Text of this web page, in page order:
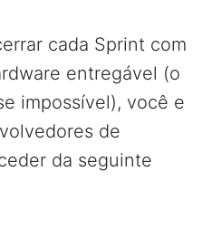
cada Sprint com
entregável (o
impossível), você e
de
da seguinte